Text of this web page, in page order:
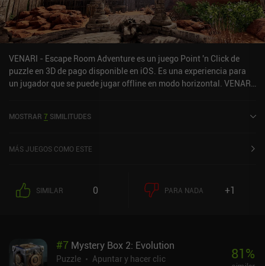
VENARI - Escape Room Adventure es un juego Point 'n Click de
puzzle en 3D de pago disponible en iOS. Es una experiencia para
un jugador que se puede jugar offline en modo horizontal. VENARI
MOSTRAR 7 SIMILITUDES
MÁS JUEGOS COMO ESTE
SIMILAR 0 PARA NADA +1
#7 Mystery Box 2: Evolution
Puzzle
Apuntar y hacer clic
81%